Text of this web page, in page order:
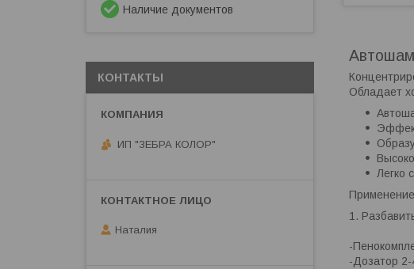
Обладает
Легко
1.
-
-Дозатор 2-
Наличие документов
КОНТАКТЫ
ИП "ЗЕБРА КОЛОР"
Наталия